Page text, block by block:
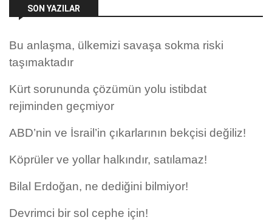
SON YAZILAR
Bu anlaşma, ülkemizi savaşa sokma riski
taşımaktadır
Kürt sorununda çözümün yolu istibdat
rejiminden geçmiyor
ABD’nin ve İsrail’in çıkarlarının bekçisi değiliz!
Köprüler ve yollar halkındır, satılamaz!
Bilal Erdoğan, ne dediğini bilmiyor!
Devrimci bir sol cephe için!